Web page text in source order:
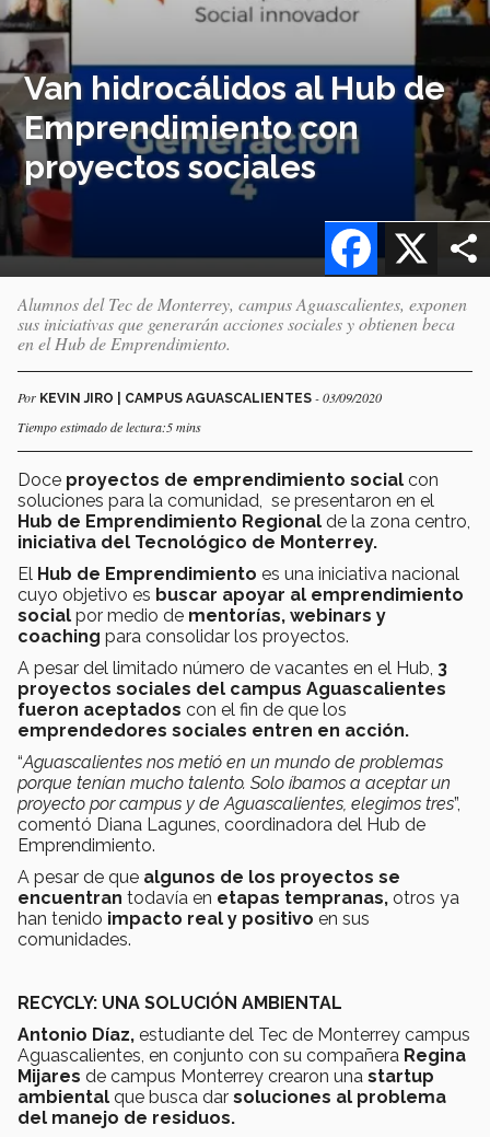
Van hidrocálidos al Hub de
Emprendimiento con
proyectos sociales
X
Facebook
Alumnos del Tec de Monterrey, campus Aguascalientes, exponen
sus iniciativas que generarán acciones sociales y obtienen beca
en el Hub de Emprendimiento.
Por KEVIN JIRO | CAMPUS AGUASCALIENTES - 03/09/2020
Tiempo estimado de lectura:5 mins
Doce proyectos de emprendimiento social con
soluciones para la comunidad, se presentaron en el
Hub de Emprendimiento Regional de la zona centro,
iniciativa del Tecnológico de Monterrey.
El Hub de Emprendimiento es una iniciativa nacional
cuyo objetivo es buscar apoyar al emprendimiento
social por medio de mentorías, webinars y
coaching para consolidar los proyectos.
A pesar del limitado número de vacantes en el Hub, 3
proyectos sociales del campus Aguascalientes
fueron aceptados con el fin de que los
emprendedores sociales entren en acción.
“Aguascalientes nos metió en un mundo de problemas
porque tenían mucho talento. Solo íbamos a aceptar un
proyecto por campus y de Aguascalientes, elegimos tres”,
comentó Diana Lagunes, coordinadora del Hub de
Emprendimiento.
A pesar de que algunos de los proyectos se
encuentran todavía en etapas tempranas, otros ya
han tenido impacto real y positivo en sus
comunidades.
RECYCLY: UNA SOLUCIÓN AMBIENTAL
Antonio Díaz, estudiante del Tec de Monterrey campus
Aguascalientes, en conjunto con su compañera Regina
Mijares de campus Monterrey crearon una startup
ambiental que busca dar soluciones al problema
del manejo de residuos.